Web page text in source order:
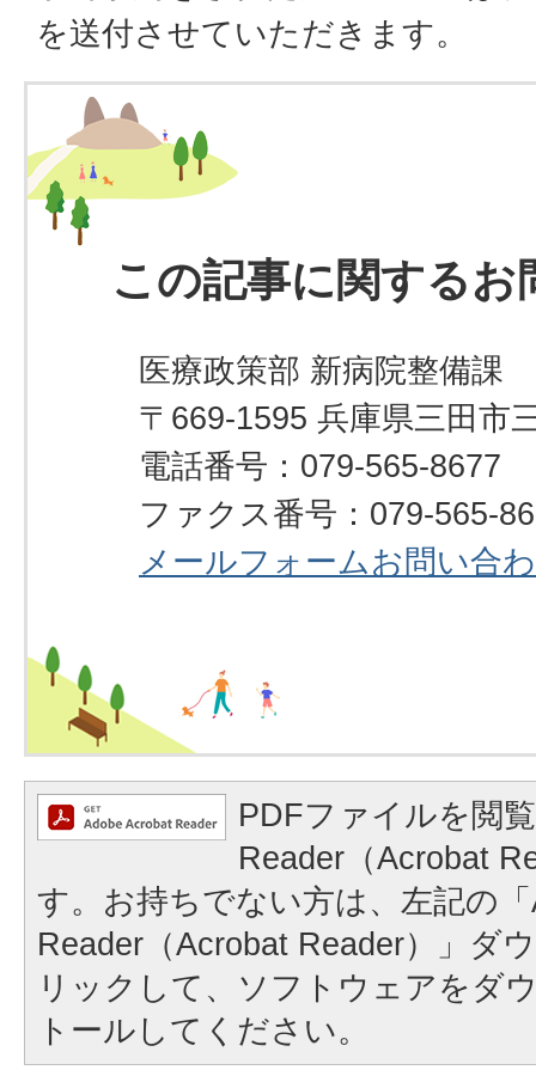
を送付させていただきます。
この記事に関するお
医療政策部 新病院整備課
〒669-1595 兵庫県三田市
電話番号：079-565-8677
ファクス番号：079-565-
メールフォームお問い合
PDFファイルを閲
Reader（Acrobat
す。お持ちでない方は、左記の
Reader（Acrobat Reader）」ダ
リックして、ソフトウェアをダ
トールしてください。